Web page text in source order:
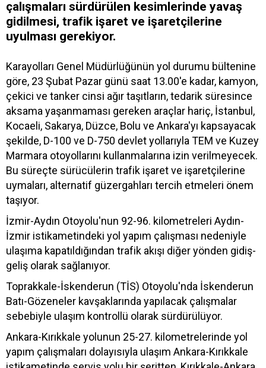
çalışmaları sürdürülen kesimlerinde yavaş
gidilmesi, trafik işaret ve işaretçilerine
uyulması gerekiyor.
Karayolları Genel Müdürlüğünün yol durumu bültenine
göre, 23 Şubat Pazar günü saat 13.00'e kadar, kamyon,
çekici ve tanker cinsi ağır taşıtların, tedarik süresince
aksama yaşanmaması gereken araçlar hariç, İstanbul,
Kocaeli, Sakarya, Düzce, Bolu ve Ankara'yı kapsayacak
şekilde, D-100 ve D-750 devlet yollarıyla TEM ve Kuzey
Marmara otoyollarını kullanmalarına izin verilmeyecek.
Bu süreçte sürücülerin trafik işaret ve işaretçilerine
uymaları, alternatif güzergahları tercih etmeleri önem
taşıyor.
İzmir-Aydın Otoyolu'nun 92-96. kilometreleri Aydın-
İzmir istikametindeki yol yapım çalışması nedeniyle
ulaşıma kapatıldığından trafik akışı diğer yönden gidiş-
geliş olarak sağlanıyor.
Toprakkale-İskenderun (TİS) Otoyolu'nda İskenderun
Batı-Gözeneler kavşaklarında yapılacak çalışmalar
sebebiyle ulaşım kontrollü olarak sürdürülüyor.
Ankara-Kırıkkale yolunun 25-27. kilometrelerinde yol
yapım çalışmaları dolayısıyla ulaşım Ankara-Kırıkkale